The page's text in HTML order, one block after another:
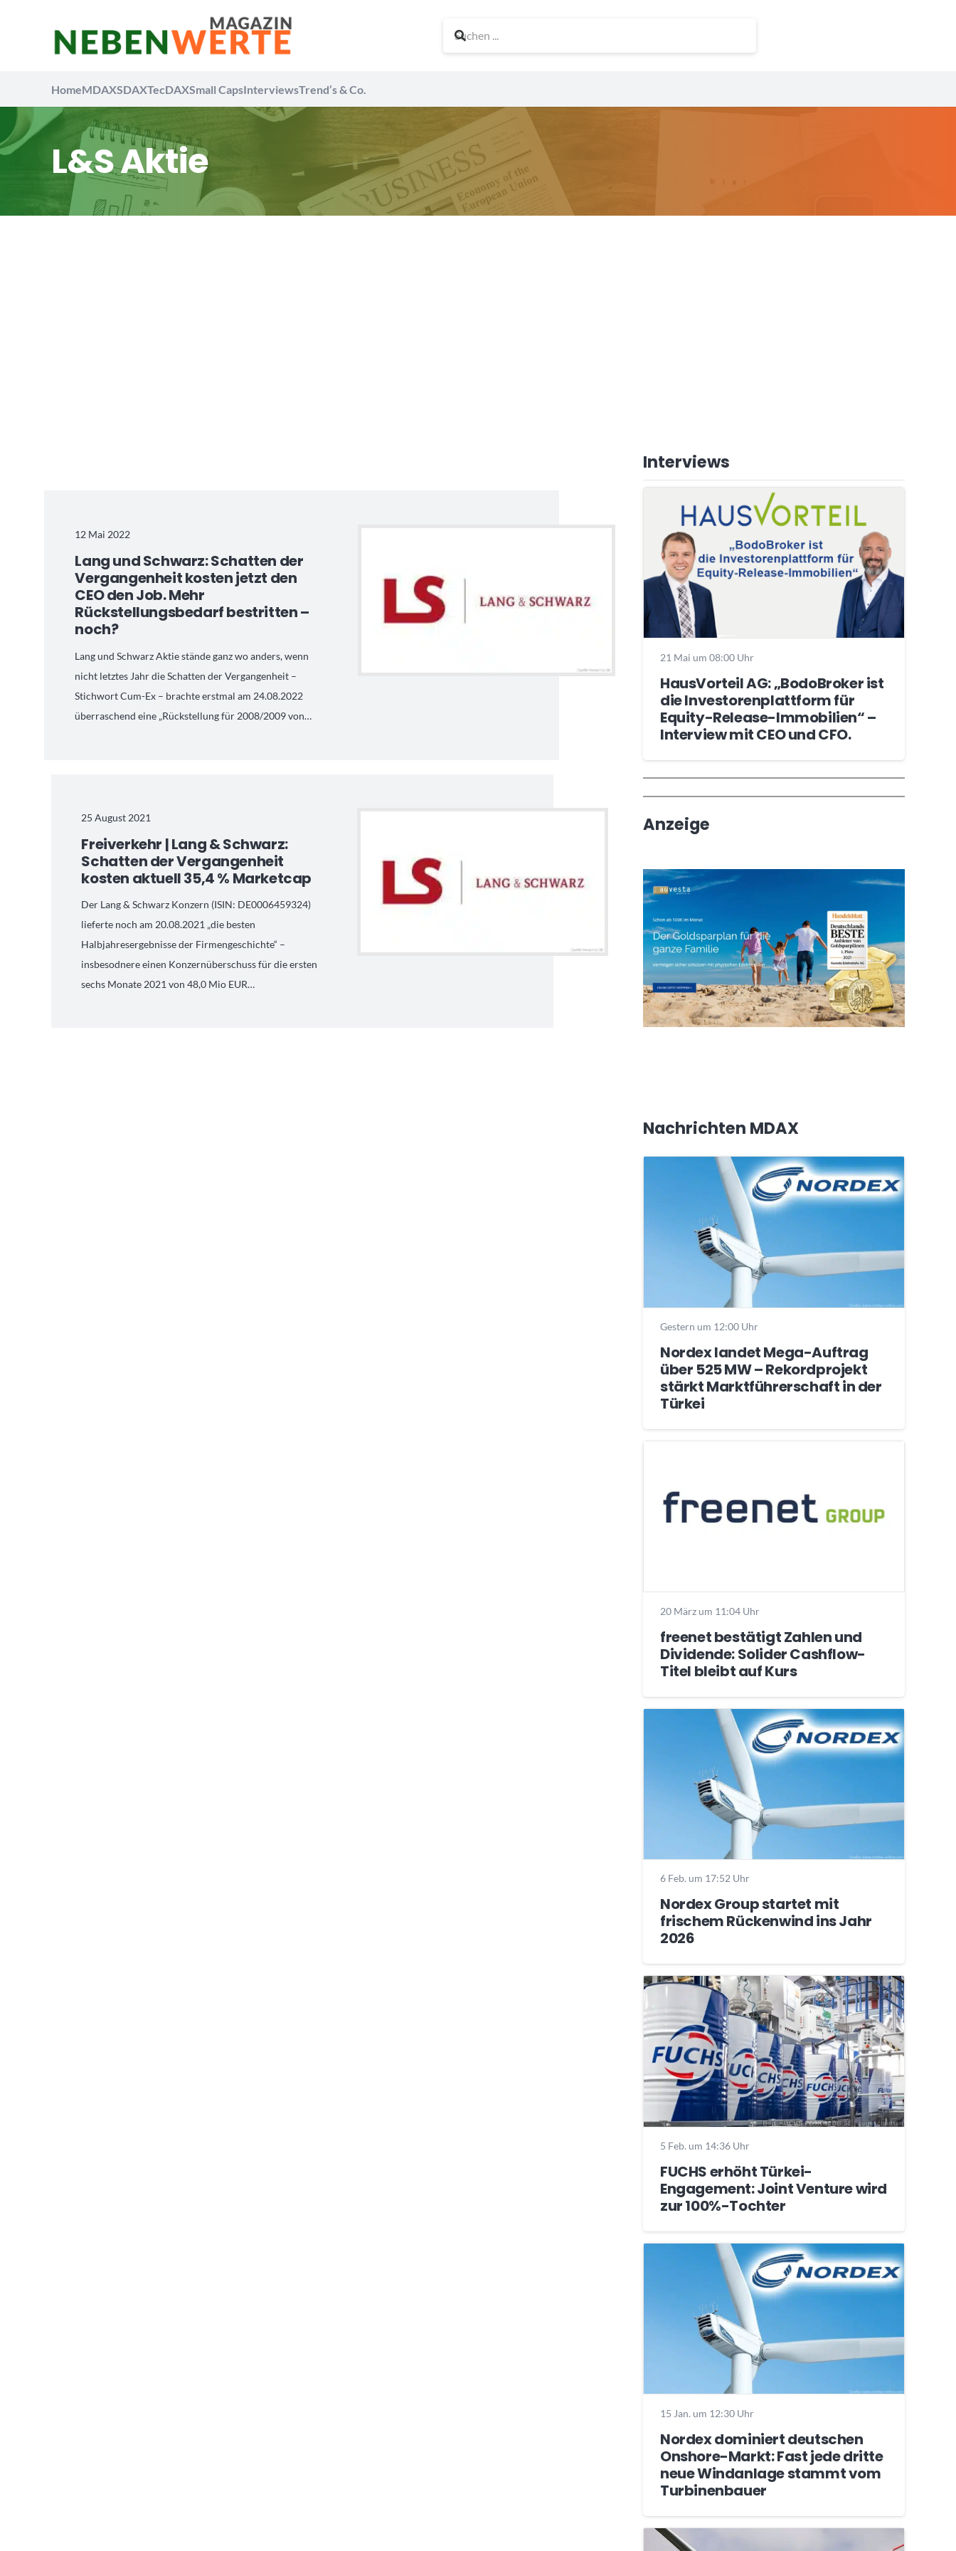
HomeMDAXSDAXTecDAXSmall CapsInterviewsTrend’s & Co.
L&S Aktie
12 Mai 2022
Lang und Schwarz: Schatten der
Vergangenheit kosten jetzt den
CEO den Job. Mehr
Rückstellungsbedarf bestritten –
noch?
Lang und Schwarz Aktie stände ganz wo anders, wenn
nicht letztes Jahr die Schatten der Vergangenheit –
Stichwort Cum-Ex – brachte erstmal am 24.08.2022
überraschend eine „Rückstellung für 2008/2009 von…
25 August 2021
Freiverkehr | Lang & Schwarz:
Schatten der Vergangenheit
kosten aktuell 35,4 % Marketcap
Der Lang & Schwarz Konzern (ISIN: DE0006459324)
lieferte noch am 20.08.2021 „die besten
Halbjahresergebnisse der Firmengeschichte“ –
insbesodnere einen Konzernüberschuss für die ersten
sechs Monate 2021 von 48,0 Mio EUR…
Interviews
21 Mai um 08:00 Uhr
HausVorteil AG: „BodoBroker ist
die Investorenplattform für
Equity-Release-Immobilien“ –
Interview mit CEO und CFO.
Wochenrückblick
Trendthemen
Anzeige
Nachrichten MDAX
Gestern um 12:00 Uhr
Nordex landet Mega-Auftrag
über 525 MW – Rekordprojekt
stärkt Marktführerschaft in der
Türkei
20 März um 11:04 Uhr
freenet bestätigt Zahlen und
Dividende: Solider Cashflow-
Titel bleibt auf Kurs
6 Feb. um 17:52 Uhr
Nordex Group startet mit
frischem Rückenwind ins Jahr
2026
5 Feb. um 14:36 Uhr
FUCHS erhöht Türkei-
Engagement: Joint Venture wird
zur 100%-Tochter
15 Jan. um 12:30 Uhr
Nordex dominiert deutschen
Onshore-Markt: Fast jede dritte
neue Windanlage stammt vom
Turbinenbauer